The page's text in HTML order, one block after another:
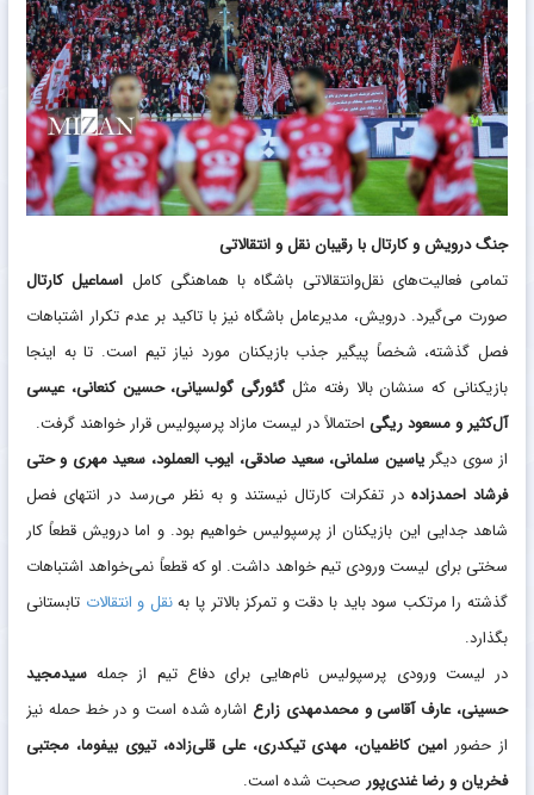
جنگ درویش و کارتال با رقیبان نقل و انتقالاتی
تمامی فعالیت‌های نقل‌وانتقالاتی باشگاه با هماهنگی کامل اسماعیل کارتال
صورت می‌گیرد. درویش، مدیرعامل باشگاه نیز با تاکید بر عدم تکرار اشتباهات
فصل گذشته، شخصاً پیگیر جذب بازیکنان مورد نیاز تیم است. تا به اینجا
بازیکنانی که سنشان بالا رفته مثل گئورگی گولسیانی، حسین کنعانی، عیسی
آل‌کثیر و مسعود ریگی احتمالاً در لیست مازاد پرسپولیس قرار خواهند گرفت.
از سوی دیگریاسین سلمانی، سعید صادقی، ایوب العملود، سعید مهری و حتی
فرشاد احمدزاده در تفکرات کارتال نیستند و به نظر می‌رسد در انتهای فصل
شاهد جدایی این بازیکنان از پرسپولیس خواهیم بود. و اما درویش قطعاً کار
سختی برای لیست ورودی تیم خواهد داشت. او که قطعاً نمی‌خواهد اشتباهات
گذشته را مرتکب سود باید با دقت و تمرکز بالاتر پا بهنقل و انتقالات تابستانی
بگذارد.
در لیست ورودی پرسپولیس نام‌هایی برای دفاع تیم از جمله سیدمجید
حسینی، عارف آقاسی و محمدمهدی زارع اشاره شده است و در خط حمله نیز
از حضور امین کاظمیان، مهدی تیکدری، علی قلی‌زاده، تیوی بیفوما، مجتبی
فخریان و رضا غندی‌پور صحبت شده است.